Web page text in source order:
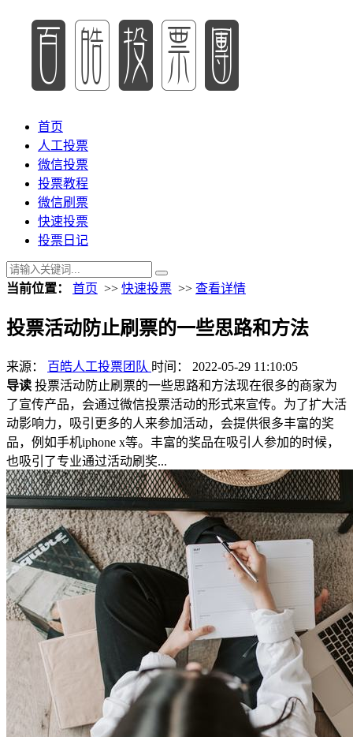
首页
人工投票
微信投票
投票教程
微信刷票
快速投票
投票日记
当前位置： 首页 >> 快速投票 >> 查看详情
投票活动防止刷票的一些思路和方法
来源： 百皓人工投票团队 时间： 2022-05-29 11:10:05
导读 投票活动防止刷票的一些思路和方法现在很多的商家为
了宣传产品，会通过微信投票活动的形式来宣传。为了扩大活
动影响力，吸引更多的人来参加活动，会提供很多丰富的奖
品，例如手机iphone x等。丰富的奖品在吸引人参加的时候，
也吸引了专业通过活动刷奖...